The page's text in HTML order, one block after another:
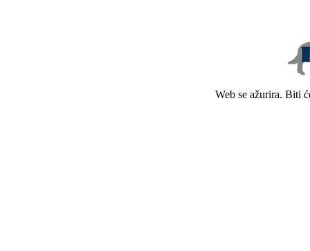
Web se ažurira. Biti